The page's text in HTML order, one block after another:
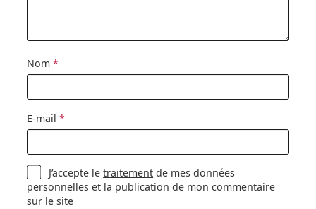
Nom *
E-mail *
J’accepte letraitement de mes données
personnelles et la publication de mon commentaire
sur le site